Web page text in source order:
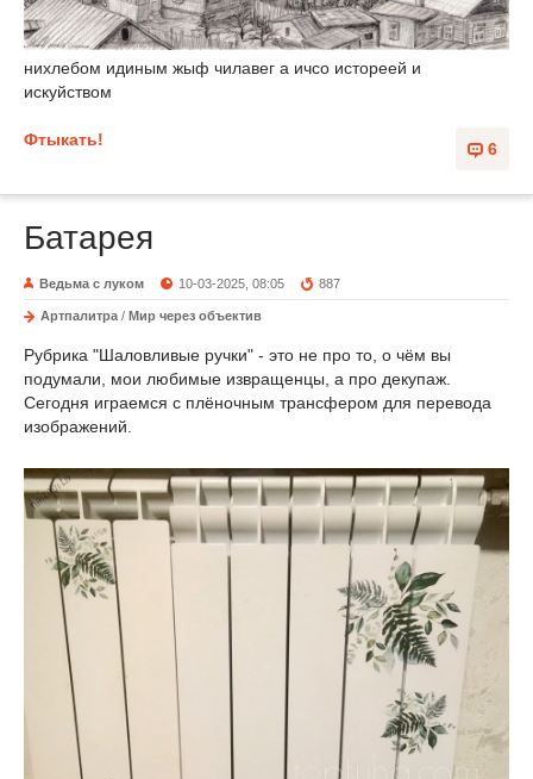
нихлебом идиным жыф чилавег а ичсо истореей и
искуйством
6
Фтыкать!
Батарея
Ведьма с луком 10-03-2025, 08:05 887
Артпалитра / Мир через объектив
Рубрика "Шаловливые ручки" - это не про то, о чём вы
подумали, мои любимые извращенцы, а про декупаж.
Сегодня играемся с плёночным трансфером для перевода
изображений.